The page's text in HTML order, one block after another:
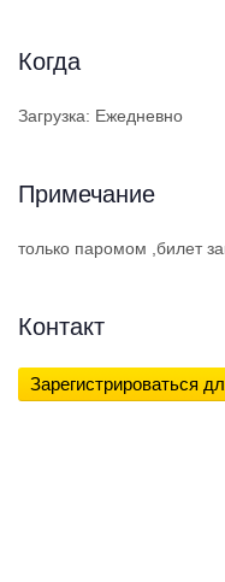
Когда
Загрузка: Ежедневно
Примечание
только паромом ,билет
Контакт
Зарегистрироваться